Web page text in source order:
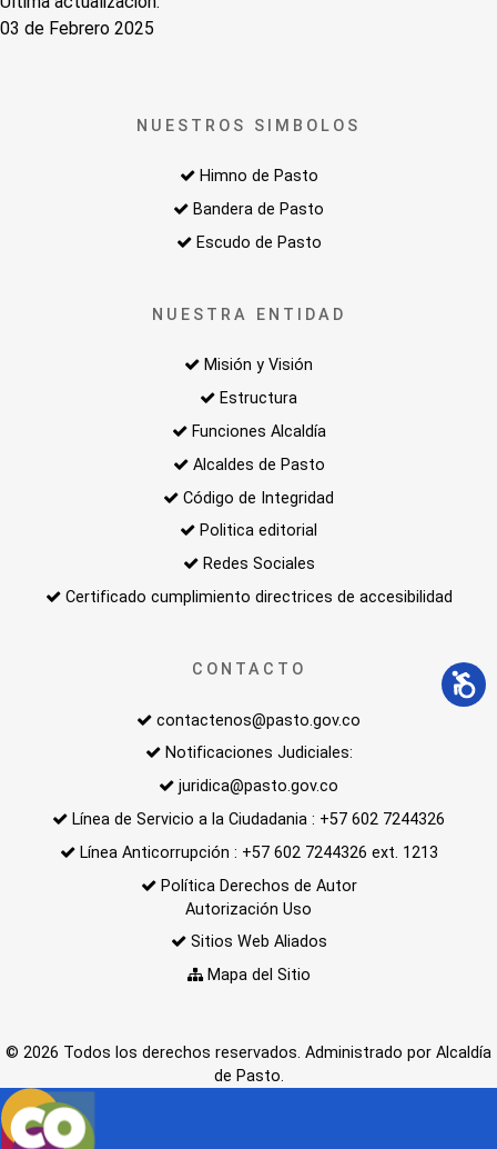
03 de Febrero 2025
NUESTROS SIMBOLOS
Himno de Pasto
Bandera de Pasto
Escudo de Pasto
NUESTRA ENTIDAD
Misión y Visión
Estructura
Funciones Alcaldía
Alcaldes de Pasto
Código de Integridad
Politica editorial
Redes Sociales
Certificado cumplimiento directrices de accesibilidad
CONTACTO
contactenos@pasto.gov.co
Notificaciones Judiciales:
juridica@pasto.gov.co
Línea de Servicio a la Ciudadania : +57 602 7244326
Línea Anticorrupción : +57 602 7244326 ext. 1213
Política Derechos de Autor
Autorización Uso
Sitios Web Aliados
Mapa del Sitio
© 2026 Todos los derechos reservados. Administrado por Alcaldía
de Pasto.